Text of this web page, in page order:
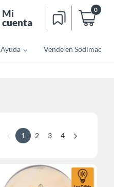
Mi
cuenta
0
Ayuda Vende en Sodimac
1 2 3 4